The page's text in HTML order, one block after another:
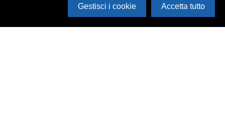
Gestisci i cookie Accetta tutto